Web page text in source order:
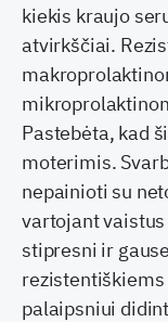
kiekis kraujo
atvirkščiai.
Pastebėta, kad
moterimis.
nepainioti su
vartojant
stipresni ir
palaipsniui